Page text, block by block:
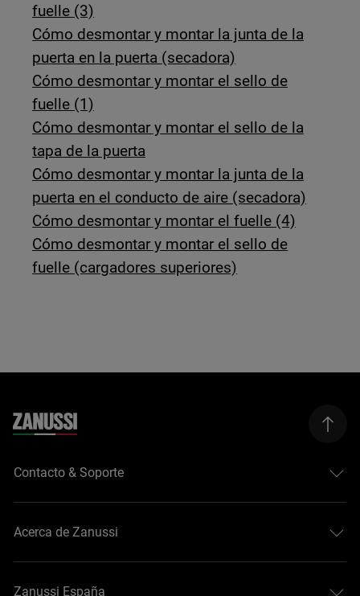
fuelle (3)
Cómo desmontar y montar la junta de la
puerta en la puerta (secadora)
Cómo desmontar y montar el sello de
fuelle (1)
Cómo desmontar y montar el sello de la
tapa de la puerta
Cómo desmontar y montar la junta de la
puerta en el conducto de aire (secadora)
Cómo desmontar y montar el fuelle (4)
Cómo desmontar y montar el sello de
fuelle (cargadores superiores)
Contacto & Soporte
Acerca de Zanussi
Zanussi España